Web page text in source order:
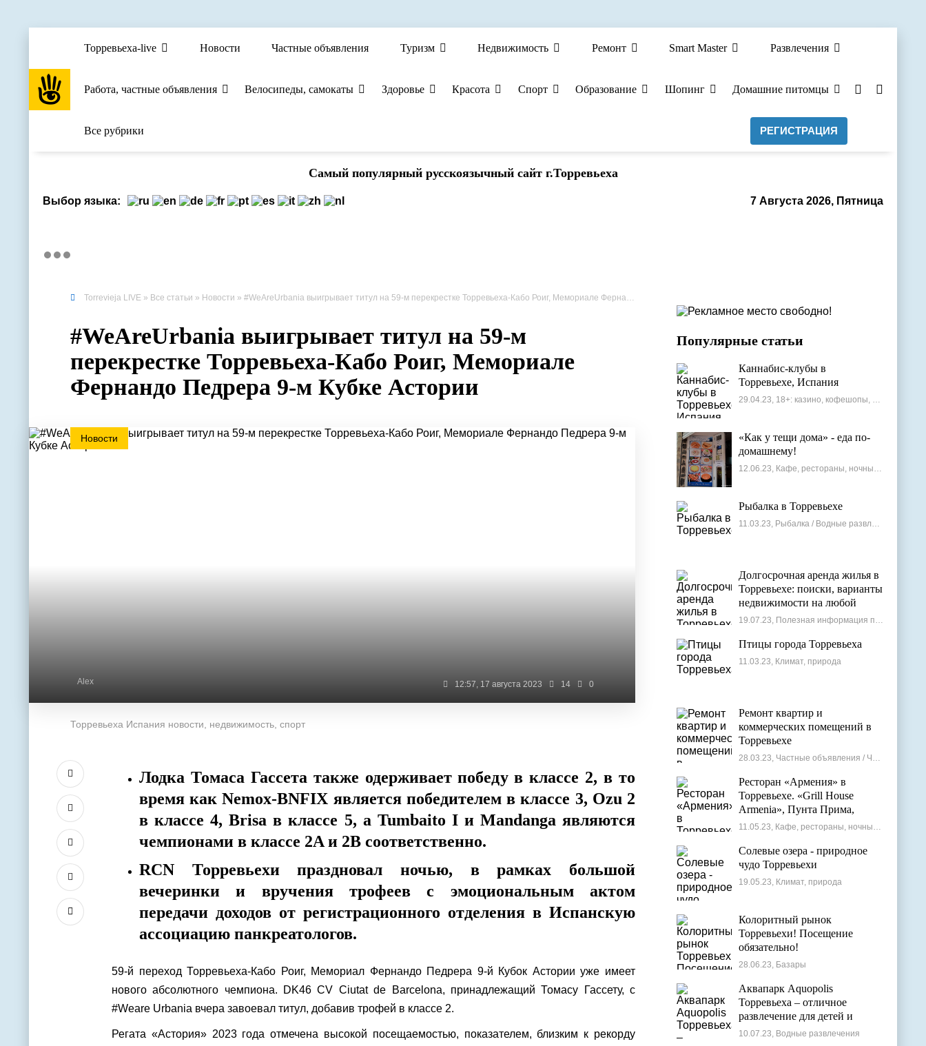
Торревьеха-live Новости Частные объявления Туризм Недвижимость Ремонт Smart Master Развлечения
Работа, частные объявления Велосипеды, самокаты Здоровье Красота Спорт Образование Шопинг Домашние питомцы
Все рубрики РЕГИСТРАЦИЯ
Cамый популярный русскоязычный сайт г.Торревьеха
7 Августа 2026, Пятница
Выбор языка:
Torrevieja LIVE » Все статьи » Новости » #WeAreUrbania выигрывает титул на 59-м перекрестке Торревьеха-Кабо Роиг, Мемориале Фернандо Педрера 9-м Кубке Астории
#WeAreUrbania выигрывает титул на 59-м
перекрестке Торревьеха-Кабо Роиг, Мемориале
Фернандо Педрера 9-м Кубке Астории
Новости
Alex 12:57, 17 августа 2023 14 0
Торревьеха Испания новости, недвижимость, спорт
Лодка Томаса Гассета также одерживает победу в классе 2, в то
время как Nemox-BNFIX является победителем в классе 3, Ozu 2
в классе 4, Brisa в классе 5, а Tumbaito I и Mandanga являются
чемпионами в классе 2A и 2B соответственно.
RCN Торревьехи праздновал ночью, в рамках большой
вечеринки и вручения трофеев с эмоциональным актом
передачи доходов от регистрационного отделения в Испанскую
ассоциацию панкреатологов.
59-й переход Торревьеха-Кабо Роиг, Мемориал Фернандо Педрера 9-й Кубок Астории уже имеет
нового абсолютного чемпиона. DK46 CV Ciutat de Barcelona, ​​принадлежащий Томасу Гассету, с
#Weare Urbania вчера завоевал титул, добавив трофей в классе 2.
Регата «Астория» 2023 года отмечена высокой посещаемостью, показателем, близким к рекорду
Популярные статьи
Каннабис-клубы в
Торревьехе, Испания
29.04.23, 18+: казино, кофешопы, стрип-бары
«Как у тещи дома» - еда по-
домашнему!
12.06.23, Кафе, рестораны, ночные клубы
Рыбалка в Торревьехе
11.03.23, Рыбалка / Водные развлечения
Долгосрочная аренда жилья в
Торревьехе: поиски, варианты
недвижимости на любой
бюджет
19.07.23, Полезная информация по недвижимости
Птицы города Торревьеха
11.03.23, Климат, природа
Ремонт квартир и
коммерческих помещений в
Торревьехе
28.03.23, Частные объявления / Частные мастера
Ресторан «Армения» в
Торревьехе. «Grill House
Armenia», Пунта Прима,
Испания
11.05.23, Кафе, рестораны, ночные клубы
Солевые озера - природное
чудо Торревьехи
19.05.23, Климат, природа
Колоритный рынок
Торревьехи! Посещение
обязательно!
28.06.23, Базары
Аквапарк Aquopolis
Торревьеха – отличное
развлечение для детей и
взрослых
10.07.23, Водные развлечения